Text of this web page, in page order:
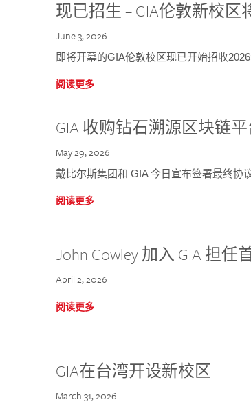
现已招生 – GIA伦敦新校区
June 3, 2026
即将开幕的GIA伦敦校区现已开始招收2026
阅读更多
GIA 收购钻石溯源区块链平
May 29, 2026
戴比尔斯集团和 GIA 今日宣布签署最终协
阅读更多
John Cowley 加入 GIA 担任
April 2, 2026
阅读更多
GIA在台湾开设新校区
March 31, 2026